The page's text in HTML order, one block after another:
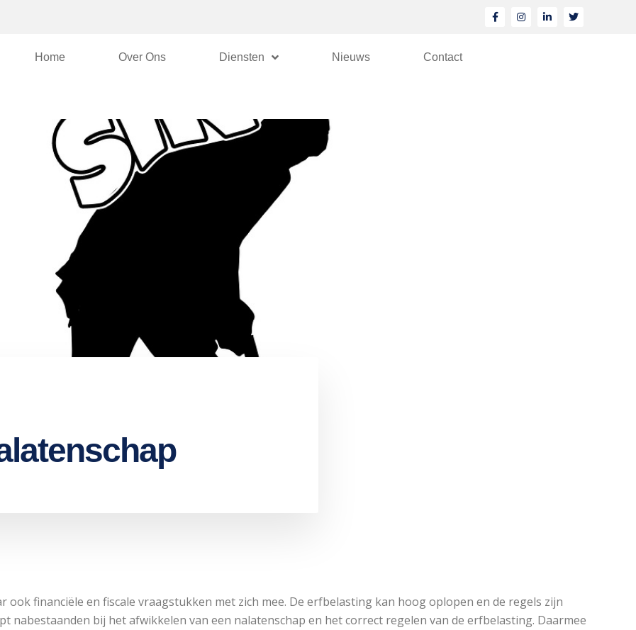
Home Over Ons Diensten Nieuws Contact
ook financiële en fiscale vraagstukken met zich mee. De erfbelasting kan hoog oplopen en de regels zijn
nabestaanden bij het afwikkelen van een nalatenschap en het correct regelen van de erfbelasting. Daarmee